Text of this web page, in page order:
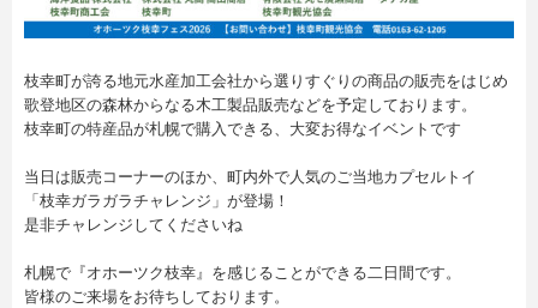
枝幸町が誇る地元水産加工会社から選りすぐりの商品の販売をはじめ
歌登地区の森林からなる木工製品販売などを予定しております。
枝幸町の特産品が札幌で購入できる、大変お得なイベントです
当日は販売コーナーのほか、町内外で人気のご当地カプセルトイ
「枝幸ガラガラチャレンジ」が登場！
是非チャレンジしてくださいね
札幌で『オホーツク枝幸』を感じることができる二日間です。
皆様のご来場をお待ちしております。